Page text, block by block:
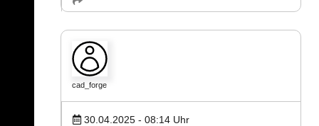
cad_forge
30.04.2025 - 08:14 Uhr